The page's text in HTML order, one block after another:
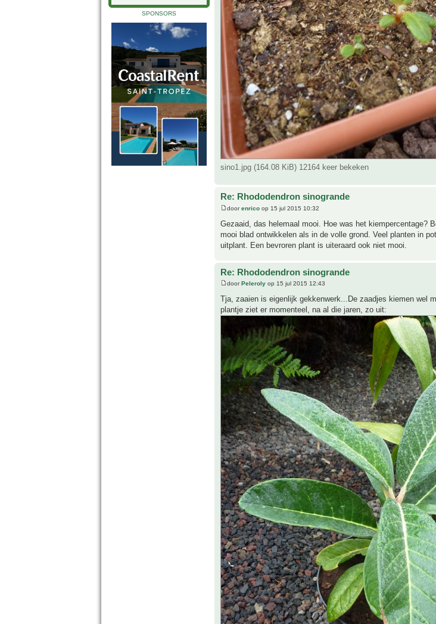
SPONSORS
sino1.jpg (164.08 KiB) 12164 keer bekeken
Re: Rhododendron sinogrande
doorenrico op 15 jul 2015 10:32
Gezaaid, das helemaal mooi. Hoe was het kiempercentage?
mooi blad ontwikkelen als in de volle grond. Veel planten in
uitplant. Een bevroren plant is uiteraard ook niet mooi.
Re: Rhododendron sinogrande
doorPeleroly op 15 jul 2015 12:43
Tja, zaaien is eigenlijk gekkenwerk...De zaadjes kiemen wel
plantje ziet er momenteel, na al die jaren, zo uit: